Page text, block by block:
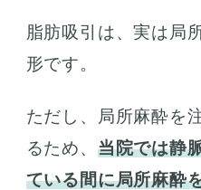
全身麻酔 大きい
脂肪吸引は、実は局
形です。
ただし、局所麻酔を
るため、 当院では静
ている間に局所麻酔